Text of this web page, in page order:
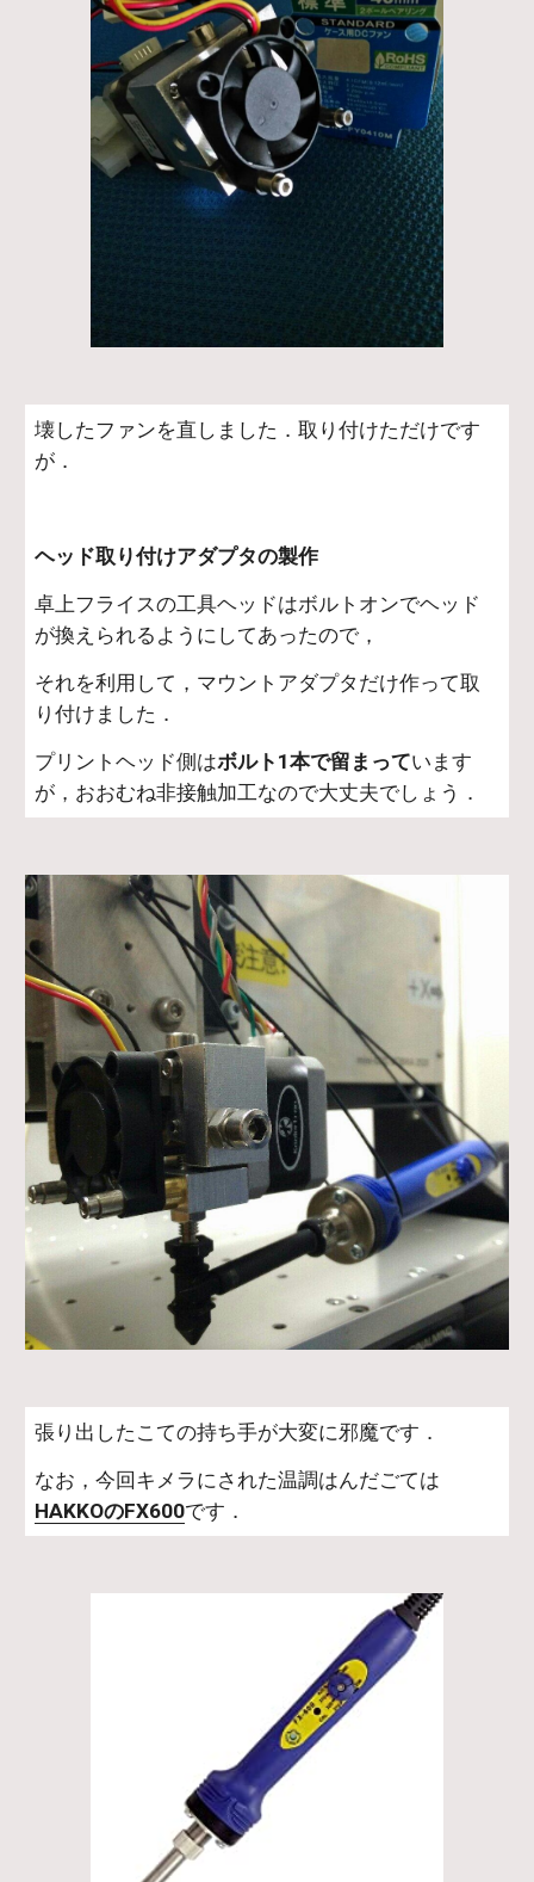
壊したファンを直しました．取り付けただけです
が．
ヘッド取り付けアダプタの製作
卓上フライスの工具ヘッドはボルトオンでヘッド
が換えられるようにしてあったので，
それを利用して，マウントアダプタだけ作って取
り付けました．
プリントヘッド側はボルト1本で留まっています
が，おおむね非接触加工なので大丈夫でしょう．
張り出したこての持ち手が大変に邪魔です．
なお，今回キメラにされた温調はんだごては
HAKKOのFX600です．